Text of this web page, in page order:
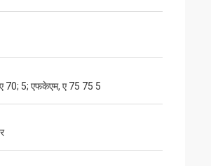
70; 5; एफकेएम, ए 75 75 5